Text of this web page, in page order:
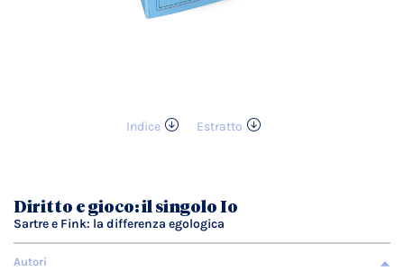
Indice
Estratto
galleria
di
immagini
Diritto e gioco: il singolo Io
Sartre e Fink: la differenza egologica
Autori